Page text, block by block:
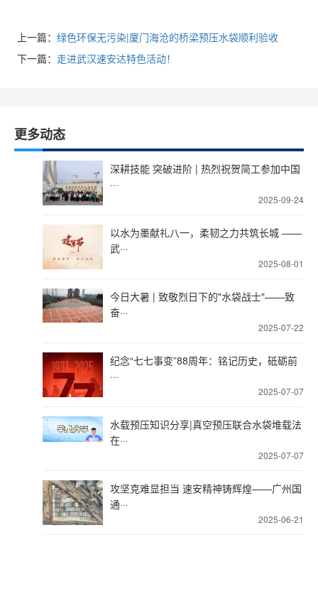
上一篇： 绿色环保无污染|厦门海沧的桥梁预压水袋顺利验收
下一篇： 走进武汉速安达特色活动！
更多动态
深耕技能 突破进阶 | 热烈祝贺简工参加中国
···
2025-09-24
以水为墨献礼八一，柔韧之力共筑长城 ——
武···
2025-08-01
今日大暑 | 致敬烈日下的"水袋战士"——致
奋···
2025-07-22
纪念“七七事变”88周年：铭记历史，砥砺前
···
2025-07-07
水载预压知识分享|真空预压联合水袋堆载法
在···
2025-07-07
攻坚克难显担当 速安精神铸辉煌——广州国
通···
2025-06-21